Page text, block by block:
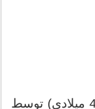
سیگیریا در قرن پنجم میلادی (477 تا 495 میلادی) توسط